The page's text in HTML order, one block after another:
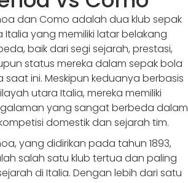
dan Como adalah dua klub sepak
Italia yang memiliki latar belakang
baik dari segi sejarah, prestasi,
status mereka dalam sepak bola
saat ini. Meskipun keduanya berbasis
utara Italia, mereka memiliki
yang sangat berbeda dalam
domestik dan sejarah tim.
yang didirikan pada tahun 1893,
salah satu klub tertua dan paling
di Italia. Dengan lebih dari satu